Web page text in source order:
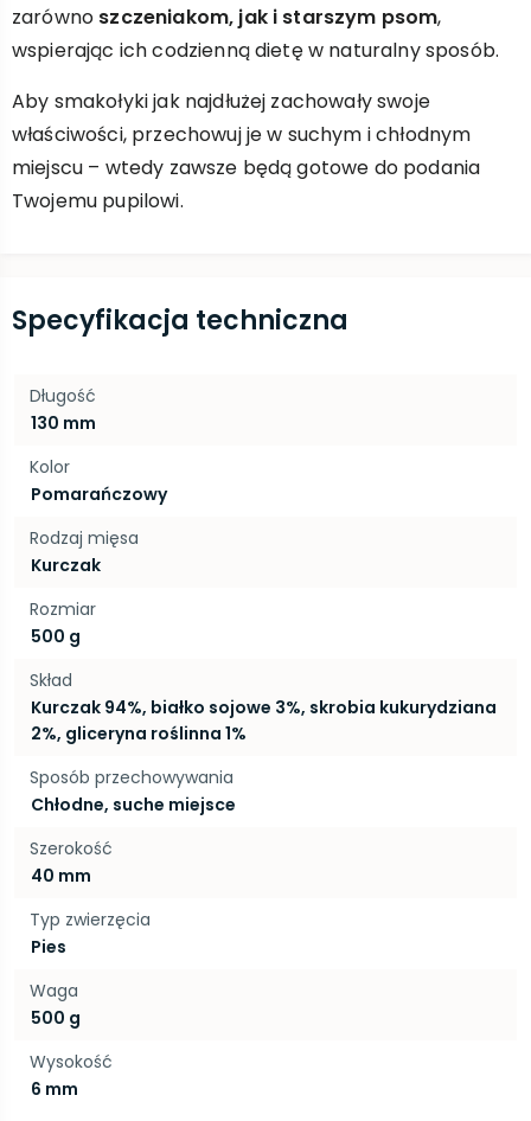
zarówno szczeniakom, jak i starszym psom,
wspierając ich codzienną dietę w naturalny sposób.
Aby smakołyki jak najdłużej zachowały swoje
właściwości, przechowuj je w suchym i chłodnym
miejscu – wtedy zawsze będą gotowe do podania
Twojemu pupilowi.
Specyfikacja techniczna
Długość
130 mm
Kolor
Pomarańczowy
Rodzaj mięsa
Kurczak
Rozmiar
500 g
Skład
Kurczak 94%, białko sojowe 3%, skrobia kukurydziana
2%, gliceryna roślinna 1%
Sposób przechowywania
Chłodne, suche miejsce
Szerokość
40 mm
Typ zwierzęcia
Pies
Waga
500 g
Wysokość
6 mm